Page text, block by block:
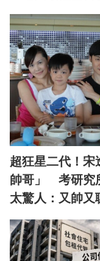
超狂星二代！
帥哥」 考研究
太驚人：又帥又